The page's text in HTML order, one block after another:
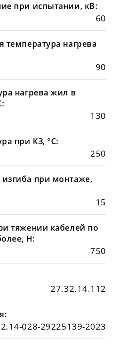
при испытании, кВ:
60
нагрева
90
нагрева жил в
130
при КЗ, °С:
250
при монтаже,
15
тяжении кабелей по
Н:
750
27.32.14.112
028-29225139-2023